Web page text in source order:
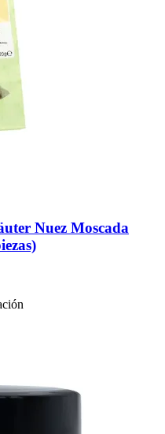
Nuez Moscada